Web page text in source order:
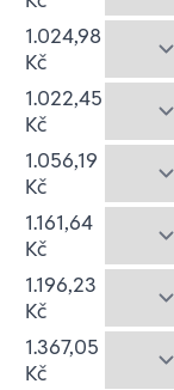
1.024,98
Kč
1.022,45
Kč
1.056,19
Kč
1.161,64
Kč
1.196,23
Kč
1.367,05
Kč